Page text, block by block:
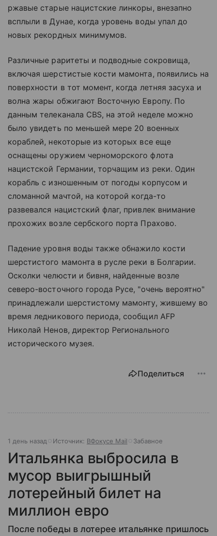
ржавые старые нацистские линкоры, внезапно
всплыли в Дунае, когда уровень воды упал до
новых рекордных минимумов.
Различные раритеты и подводные сокровища,
включая шерстистые кости мамонта, появились на
поверхности в тот момент, когда летняя засуха и
волна жары обжигают Восточную Европу. По
данным телеканала CBS, на этой неделе можно
было увидеть по меньшей мере 20 военных
кораблей, некоторые из которых все еще
оснащены оружием черноморского флота
нацистской Германии, торчащим из реки. Один
корабль с изношенным от погоды корпусом и
сломанной мачтой, на которой когда-то
развевался нацистский флаг, привлек внимание
прохожих возле сербского порта Прахово.
Падение уровня воды также обнажило кости
шерстистого мамонта в русле реки в Болгарии.
Осколки челюсти и бивня, найденные возле
северо-восточного города Русе, "очень вероятно"
принадлежали шерстистому мамонту, жившему во
время ледникового периода, сообщил AFP
Николай Ненов, директор Регионального
исторического музея.
Поделиться
1 день назад Источник: ВФокусе Mail Забавное
Итальянка выбросила в
мусор выигрышный
лотерейный билет на
миллион евро
После победы в лотерее итальянке пришлось